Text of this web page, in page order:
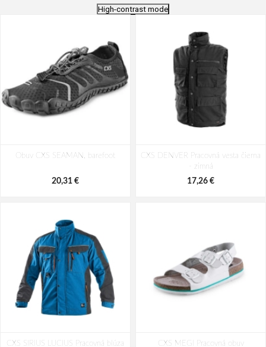
poltopánka
poltopánka
37,48 €
High-contrast mode
Obuv CXS SEAMAN, barefoot
20,31 €
CXS DENVER Pracovná vesta čierna
- zimná
17,26 €
CXS SIRIUS LUCIUS Pracovná blúza
CXS MEGI Pracovná obuv